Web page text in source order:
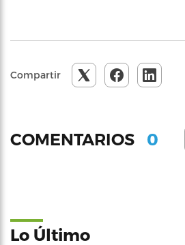
Compartir
COMENTARIOS 0
Lo Último